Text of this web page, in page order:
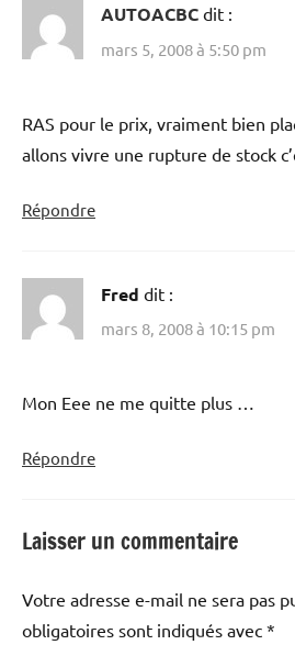
AUTOACBC dit :
mars 5, 2008 à 5:50 pm
RAS pour le prix, vraiment bien
allons vivre une rupture de stock
Répondre
Fred dit :
mars 8, 2008 à 10:15 pm
Mon Eee ne me quitte plus …
Répondre
Laisser un commentaire
Votre adresse e-mail ne sera pas
obligatoires sont indiqués avec *